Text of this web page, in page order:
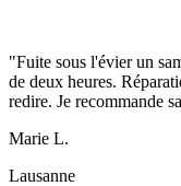
"Fuite sous l'évier un
de deux heures.
redire. Je recommande
Marie L.
Lausanne